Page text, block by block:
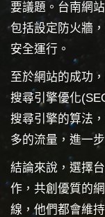
要議題。台南網
包括設定防火牆
安全運行。
至於網站的成功
搜尋引擎優化
搜尋引擎的算法
多的流量，進一
結論來說，選擇
作，共創優質的
線，他們都會維